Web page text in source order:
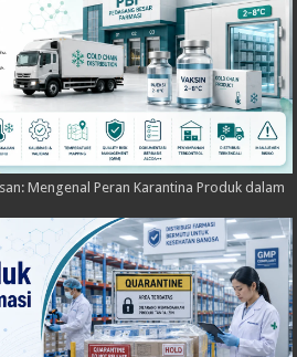
Mengenal Peran Karantina Produk dalam